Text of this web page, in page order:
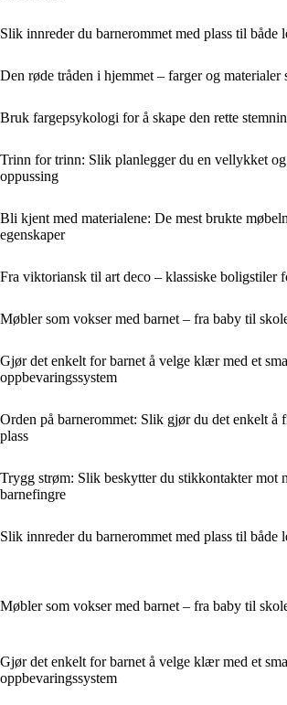
Slik innreder du barnerommet med plass til både
Den røde tråden i hjemmet – farger og materialer
Bruk fargepsykologi for å skape den rette
Trinn for trinn: Slik planlegger du en vellykket
oppussing
Bli kjent med materialene: De mest brukte
egenskaper
Fra viktoriansk til art deco – klassiske boligstiler
Møbler som vokser med barnet – fra baby til
Gjør det enkelt for barnet å velge klær med et
oppbevaringssystem
Orden på barnerommet: Slik gjør du det enkelt å
plass
Trygg strøm: Slik beskytter du stikkontakter mot
barnefingre
Slik innreder du barnerommet med plass til både
Møbler som vokser med barnet – fra baby til
Gjør det enkelt for barnet å velge klær med et
oppbevaringssystem